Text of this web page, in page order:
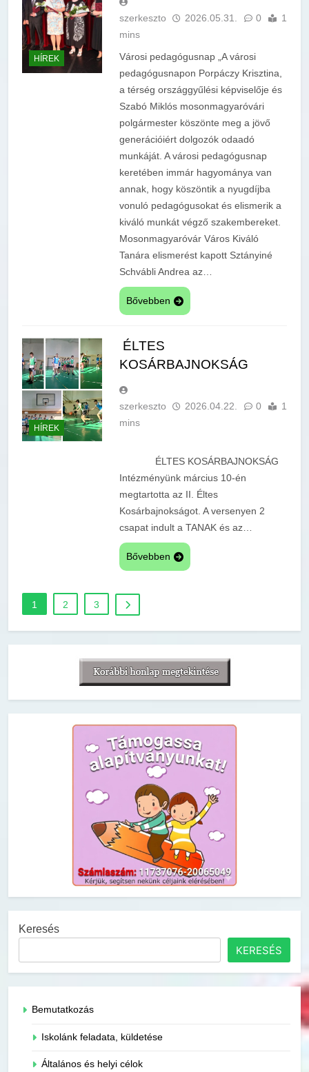
Keresés
KERESÉS
Bemutatkozás
Iskolánk feladata, küldetése
Általános és helyi célok
HÍREK
szerkeszto 2026.05.31. 0
1
mins
Városi pedagógusnap „A városi
pedagógusnapon Porpáczy Krisztina,
a térség országgyűlési képviselője és
Szabó Miklós mosonmagyaróvári
polgármester köszönte meg a jövő
generációiért dolgozók odaadó
munkáját. A városi pedagógusnap
keretében immár hagyománya van
annak, hogy köszöntik a nyugdíjba
vonuló pedagógusokat és elismerik a
kiváló munkát végző szakembereket.
Mosonmagyaróvár Város Kiváló
Tanára elismerést kapott Sztányiné
Schvábli Andrea az…
Bővebben
HÍREK
ÉLTES
KOSÁRBAJNOKSÁG
szerkeszto 2026.04.22. 0
1
mins
ÉLTES KOSÁRBAJNOKSÁG
Intézményünk március 10-én
megtartotta az II. Éltes
Kosárbajnokságot. A versenyen 2
csapat indult a TANAK és az…
Bővebben
1 2 3